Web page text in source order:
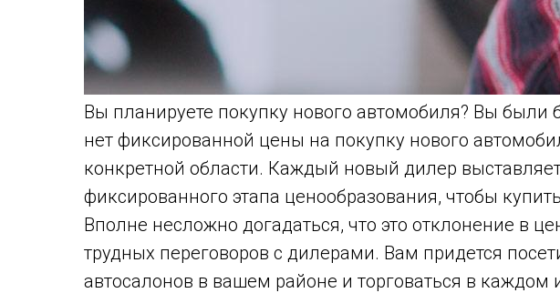
Вы планируете покупку нового автомобиля? Вы были
нет фиксированной цены на покупку нового
конкретной области. Каждый новый дилер
фиксированного этапа ценообразования, чтобы
Вполне несложно догадаться, что это отклонение в
трудных переговоров с дилерами. Вам придется
автосалонов в вашем районе и торговаться в каждом